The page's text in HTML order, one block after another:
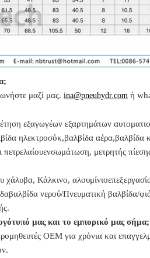
μαζί μας. ina@pneuhydr.com ή
εξαγωγέων εξαρτημάτων
ηλεκτροσόκ,βαλβίδα αέρα,βαλβίδα
πετρελαίουενσωμάτωση, μετρητής
χάλυβα, Κάλκινο, αλουμίνιο
βαλβίδα νερού/Πνευματική βαλβίδα/
μας και το εμπορικό μας σήμα;
OEM για χρόνια και